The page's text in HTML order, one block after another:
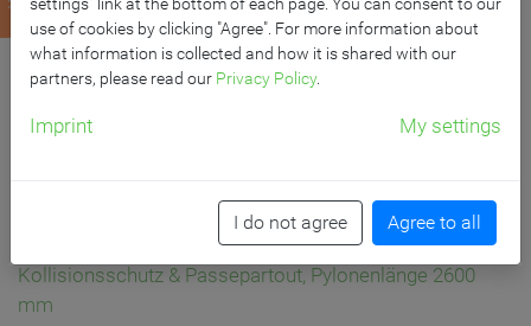
HÖHENVERSTELLBARE
INTERAKTIVE TAFEL,
HALTERUNG FÜR
MONITORE
mit zwei festen Whiteboardflächen, zwei Rollflügeln,
Kollisionsschutz & Passepartout, Pylonenlänge 2600
mm
use of cookies by clicking "Agree". For more information about
what information is collected and how it is shared with our
partners, please read our Privacy Policy.
Imprint My settings
I do not agree Agree to all